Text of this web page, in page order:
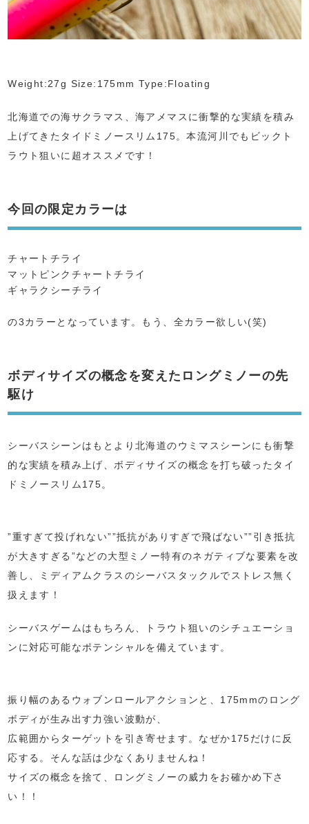
Weight:27g Size:175mm Type:Floating
北海道での海サクラマス、海アメマスに衝撃的な実績を積み
上げてきたタイドミノースリム175。本流河川でもビックト
ラウト狙いに超オススメです！
今回の限定カラーは
チャートチライ
マットピンクチャートチライ
ギャラクシーチライ
の3カラーとなっています。もう、全カラー欲しい(笑)
ボディサイズの概念を変えたロングミノーの先
駆け
シーバスシーンはもとより北海道のウミマスシーンにも衝撃
的な実績を積み上げ、ボディサイズの概念を打ち破ったタイ
ドミノースリム175。
”重すぎて投げれない””抵抗がありすぎで飛ばない””引き抵抗
が大きすぎる”などの大型ミノー特有のネガティブな要素を改
善し、ミディアムクラスのシーバスタックルでストレス無く
扱えます！
シーバスゲームはもちろん、トラウト狙いのシチュエーショ
ンに対応可能なポテンシャルを備えています。
振り幅のあるウォブンロールアクションと、175mmのロング
ボディが生み出す力強い波動が、
広範囲からターゲットを引き寄せます。なぜか175だけに反
応する。そんな話は少なくありませんね！
サイズの概念を捨て、ロングミノーの威力をお確かめ下さ
い！！